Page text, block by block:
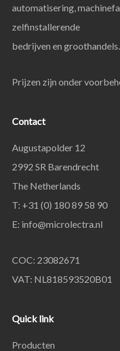
automatisering,
zelfinstallerende
bedrijven en groothandels.
Prijzen zijn onder
Contact
Augustapolder 12
2992 SR Barendrecht
The Netherlands
T: +31 (0) 180 89 58 90
E: info@microlectra.nl
COC: 23082671
VAT: NL818593520B01
Quick link
Producten